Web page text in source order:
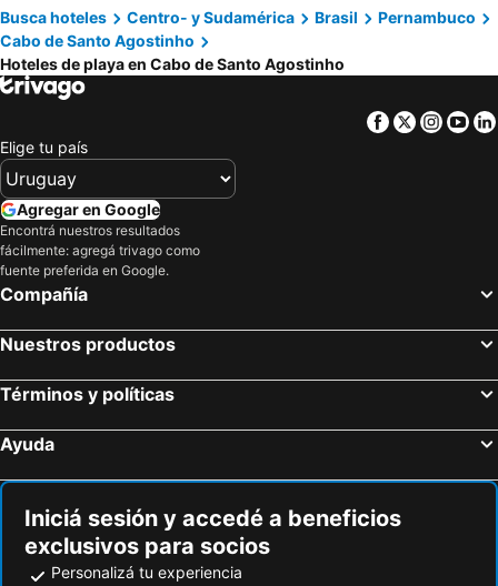
Busca hoteles Centro- y Sudamérica Brasil
Pernambuco
Cabo de Santo Agostinho
Hoteles de playa en Cabo de Santo Agostinho
Facebook
Twitter
Elige tu país
Agregar en Google
Encontrá nuestros resultados
fácilmente: agregá trivago como
fuente preferida en Google.
Compañía
Nuestros productos
Términos y políticas
Ayuda
Iniciá sesión y accedé a beneficios
exclusivos para socios
Personalizá tu experiencia